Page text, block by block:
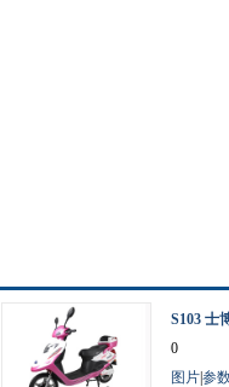
S103 士
0
图片参